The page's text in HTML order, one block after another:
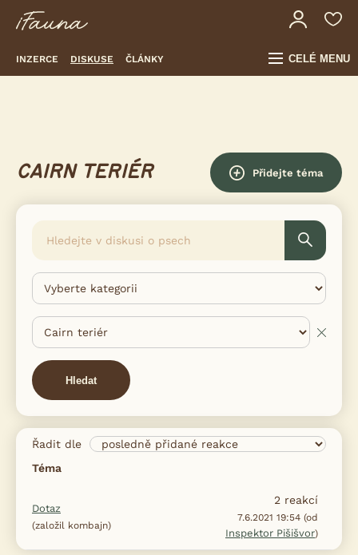
INZERCE DISKUSE ČLÁNKY CELÉ MENU
CAIRN TERIÉR Přidejte téma
Hledat
Řadit dle
Téma
Dotaz
(založil kombajn)
2 reakcí
7.6.2021 19:54 (od
Inspektor Pišišvor)